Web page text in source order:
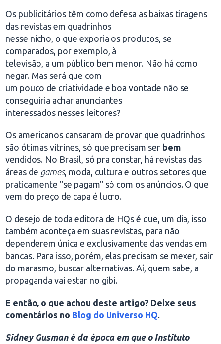
Os publicitários têm como defesa as baixas tiragens
das revistas em quadrinhos
nesse nicho, o que exporia os produtos, se
comparados, por exemplo, à
televisão, a um público bem menor. Não há como
negar. Mas será que com
um pouco de criatividade e boa vontade não se
conseguiria achar anunciantes
interessados nesses leitores?
Os americanos cansaram de provar que quadrinhos
são ótimas vitrines, só que precisam ser bem
vendidos. No Brasil, só pra constar, há revistas das
áreas de games, moda, cultura e outros setores que
praticamente "se pagam" só com os anúncios. O que
vem do preço de capa é lucro.
O desejo de toda editora de HQs é que, um dia, isso
também aconteça em suas revistas, para não
dependerem única e exclusivamente das vendas em
bancas. Para isso, porém, elas precisam se mexer, sair
do marasmo, buscar alternativas. Aí, quem sabe, a
propaganda vai estar no gibi.
E então, o que achou deste artigo? Deixe seus
comentários no Blog do Universo HQ.
Sidney Gusman é da época em que o Instituto